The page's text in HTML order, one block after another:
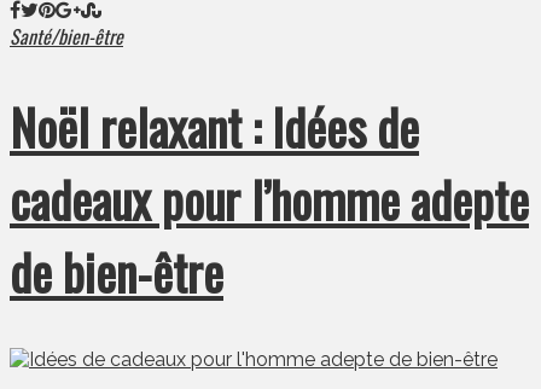
Santé/bien-être
Noël relaxant : Idées de
cadeaux pour l’homme adepte
de bien-être